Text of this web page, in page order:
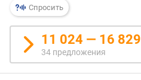
е
р
а
т
у
р
Спросить
11 024 — 16 829
34 предложения